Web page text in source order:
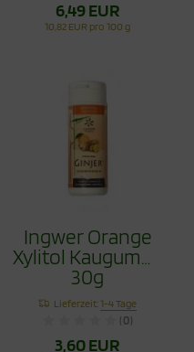
6,49 EUR
10,82 EUR pro 100 g
Ingwer Orange
Xylitol Kaugummi
30g
Lieferzeit:1-4 Tage
(0)
3,60 EUR